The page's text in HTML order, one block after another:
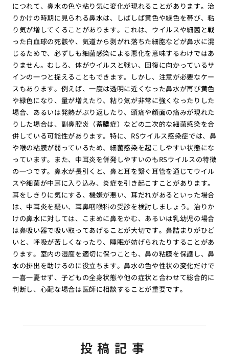
につれて、鼻水の色や粘り気に変化が現れることがあります。治
りかけの時期に見られる鼻水は、しばしば黄色や緑色を帯び、粘
り気が増してくることがあります。これは、ウイルスや細菌と戦
った白血球の死骸や、気道から剥がれ落ちた細胞などが鼻水に混
じるためで、必ずしも細菌感染による悪化を意味するわけではあ
りません。むしろ、体がウイルスと戦い、回復に向かっているサ
インの一つと捉えることもできます。しかし、注意が必要なケー
スもあります。例えば、一度は透明に近くなった鼻水が再び黄色
や緑色になり、量が増えたり、粘り気が非常に強くなったりした
場合、あるいは発熱がぶり返したり、頭痛や顔面の痛みが現れた
りした場合は、副鼻腔炎（蓄膿症）などの二次的な細菌感染を合
併している可能性があります。特に、RSウイルス感染症では、鼻
や喉の粘膜が弱っているため、細菌感染を起こしやすい状態にな
っています。また、中耳炎を併発しやすいのもRSウイルスの特徴
の一つです。鼻水が長引くと、鼻と耳を繋ぐ耳管を通じてウイル
スや細菌が中耳に入り込み、炎症を引き起こすことがあります。
耳をしきりに気にする、機嫌が悪い、耳だれがあるといった場合
は、中耳炎を疑い、耳鼻咽喉科の受診を検討しましょう。治りか
けの鼻水に対しては、こまめに鼻をかむ、あるいは乳幼児の場合
は鼻吸い器で吸い取ってあげることが大切です。鼻詰まりがひど
いと、呼吸が苦しくなったり、睡眠が妨げられたりすることがあ
ります。室内の湿度を適切に保つことも、鼻の粘膜を保護し、鼻
水の排出を助けるのに役立ちます。鼻水の色や性状の変化だけで
一喜一憂せず、子どもの全身状態や他の症状と合わせて総合的に
判断し、心配な場合は医師に相談することが重要です。
投稿記事